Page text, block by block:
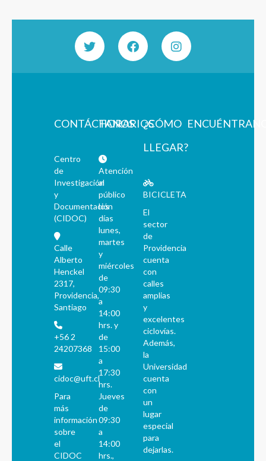
CONTÁCTANOS
Centro
de
Investigación
y
Documentación
(CIDOC)
Calle
Alberto
Henckel
2317,
Providencia,
Santiago
+56 2
24207368
cidoc@uft.cl
Para
más
información
sobre
el
CIDOC
HORARIOS
Atención
al
público
los
días
lunes,
martes
y
miércoles
de
09:30
a
14:00
hrs. y
de
15:00
a
17:30
hrs.
Jueves
de
09:30
a
14:00
hrs.,
¿CÓMO
LLEGAR?
BICICLETA
El
sector
de
Providencia
cuenta
con
calles
amplias
y
excelentes
ciclovías.
Además,
la
Universidad
cuenta
con
un
lugar
especial
para
dejarlas.